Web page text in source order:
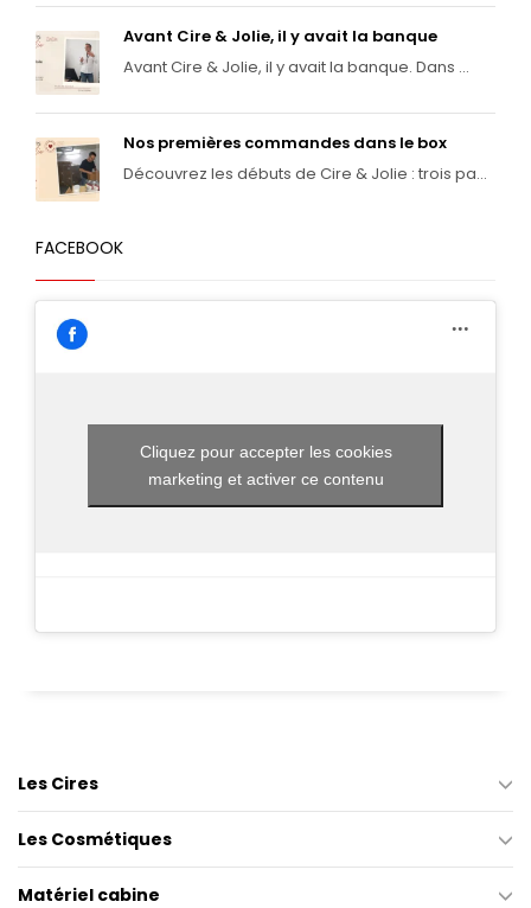
Avant Cire & Jolie, il y avait la banque
Avant Cire & Jolie, il y avait la banque. Dans ...
Nos premières commandes dans le box
Découvrez les débuts de Cire & Jolie : trois pa...
FACEBOOK
Cliquez pour accepter les cookies
marketing et activer ce contenu
Les Cires
Les Cosmétiques
Matériel cabine